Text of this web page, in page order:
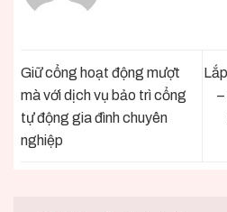
Giữ cổng hoạt động mượt
mà với dịch vụ bảo trì cổng
tự động gia đình chuyên
nghiệp